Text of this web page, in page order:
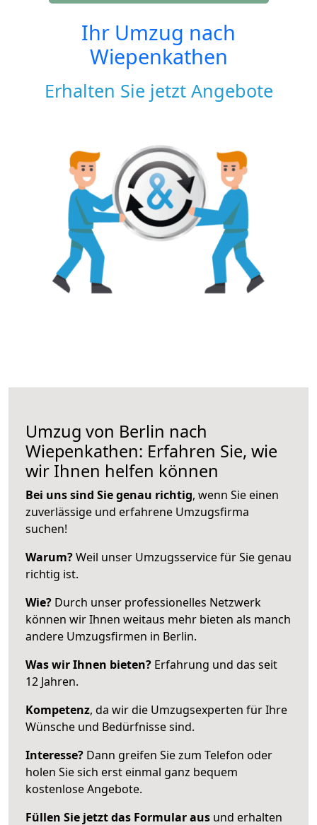
Ihr Umzug nach
Wiepenkathen
Erhalten Sie jetzt Angebote
Umzug von Berlin nach
Wiepenkathen: Erfahren Sie, wie
wir Ihnen helfen können
Bei uns sind Sie genau richtig, wenn Sie einen
zuverlässige und erfahrene Umzugsfirma
suchen!
Warum?Weil unser Umzugsservice für Sie genau
richtig ist.
Wie? Durch unser professionelles Netzwerk
können wir Ihnen weitaus mehr bieten als manch
andere Umzugsfirmen in Berlin.
Was wir Ihnen bieten? Erfahrung und das seit
12 Jahren.
Kompetenz, da wir die Umzugsexperten für Ihre
Wünsche und Bedürfnisse sind.
Interesse? Dann greifen Sie zum Telefon oder
holen Sie sich erst einmal ganz bequem
kostenlose Angebote.
Füllen Sie jetzt das Formular aus und erhalten